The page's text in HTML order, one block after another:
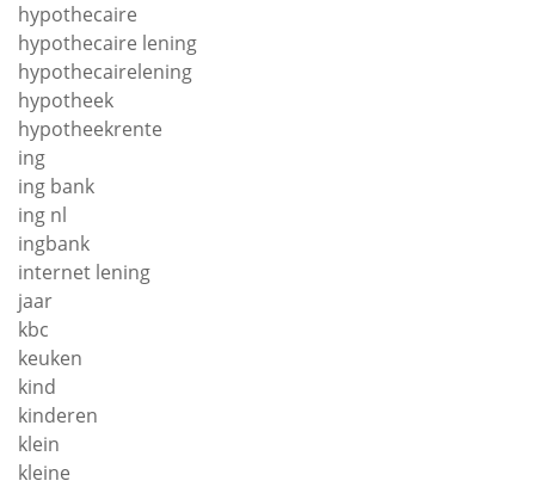
hypothecaire
hypothecaire lening
hypothecairelening
hypotheek
hypotheekrente
ing
ing bank
ing nl
ingbank
internet lening
jaar
kbc
keuken
kind
kinderen
klein
kleine